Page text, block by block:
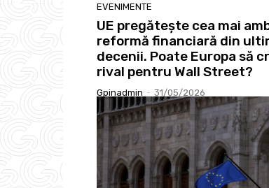
EVENIMENTE
UE pregătește cea mai
reformă financiară din
decenii. Poate Europa să
rival pentru Wall Street?
Gpinadmin - 31/05/2026